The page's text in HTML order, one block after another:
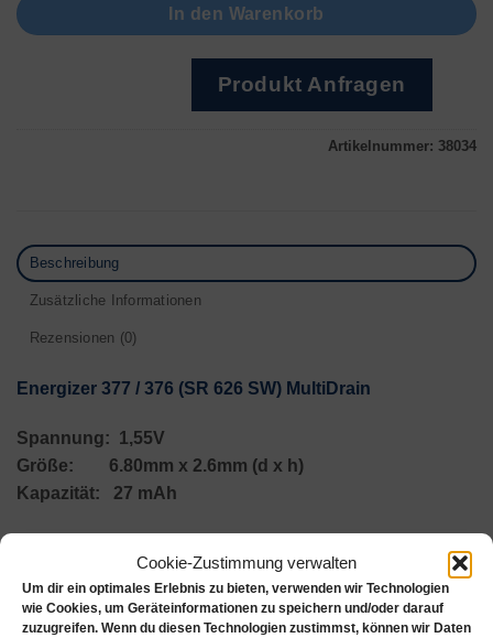
Cookie-Zustimmung verwalten
Um dir ein optimales Erlebnis zu bieten, verwenden wir Technologien
wie Cookies, um Geräteinformationen zu speichern und/oder darauf
zuzugreifen. Wenn du diesen Technologien zustimmst, können wir Daten
In den Warenkorb
Produkt Anfragen
Artikelnummer: 38034
Beschreibung
Zusätzliche Informationen
Rezensionen (0)
Energizer 377 / 376 (SR 626 SW) MultiDrain
Spannung: 1,55V
Größe: 6.80mm x 2.6mm (d x h)
Kapazität: 27 mAh
Batterien dürfen nicht mit Hausmüll entsorgt werden.
Verbraucher sind gesetzlich verpflichtet die